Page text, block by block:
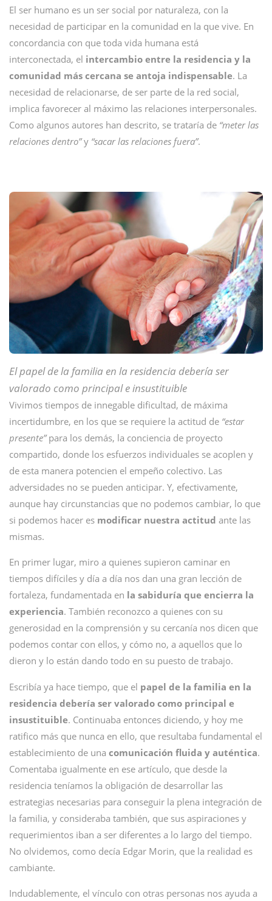
El ser humano es un ser social por naturaleza, con la
necesidad de participar en la comunidad en la que vive. En
concordancia con que toda vida humana está
interconectada, el intercambio entre la residencia y la
comunidad más cercana se antoja indispensable. La
necesidad de relacionarse, de ser parte de la red social,
implica favorecer al máximo las relaciones interpersonales.
Como algunos autores han descrito, se trataría de “meter las
relaciones dentro”y “sacar las relaciones fuera”.
El papel de la familia en la residencia debería ser
valorado como principal e insustituible
Vivimos tiempos de innegable dificultad, de máxima
incertidumbre, en los que se requiere la actitud de “estar
presente”para los demás, la conciencia de proyecto
compartido, donde los esfuerzos individuales se acoplen y
de esta manera potencien el empeño colectivo. Las
adversidades no se pueden anticipar. Y, efectivamente,
aunque hay circunstancias que no podemos cambiar, lo que
si podemos hacer es modificar nuestra actitud ante las
mismas.
En primer lugar, miro a quienes supieron caminar en
tiempos difíciles y día a día nos dan una gran lección de
fortaleza, fundamentada en la sabiduría que encierra la
experiencia. También reconozco a quienes con su
generosidad en la comprensión y su cercanía nos dicen que
podemos contar con ellos, y cómo no, a aquellos que lo
dieron y lo están dando todo en su puesto de trabajo.
Escribía ya hace tiempo, que el papel de la familia en la
residencia debería ser valorado como principal e
insustituible. Continuaba entonces diciendo, y hoy me
ratifico más que nunca en ello, que resultaba fundamental el
establecimiento de una comunicación fluida y auténtica.
Comentaba igualmente en ese artículo, que desde la
residencia teníamos la obligación de desarrollar las
estrategias necesarias para conseguir la plena integración de
la familia, y consideraba también, que sus aspiraciones y
requerimientos iban a ser diferentes a lo largo del tiempo.
No olvidemos, como decía Edgar Morin, que la realidad es
cambiante.
Indudablemente, el vínculo con otras personas nos ayuda a